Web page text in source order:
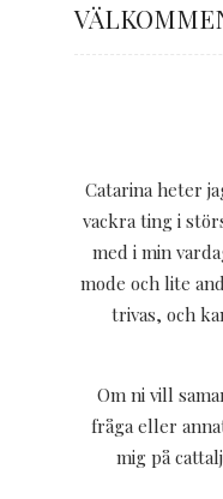
Catarina heter
vackra ting i
med i min
mode och lite
trivas, och
Om ni vill
fråga eller
mig på